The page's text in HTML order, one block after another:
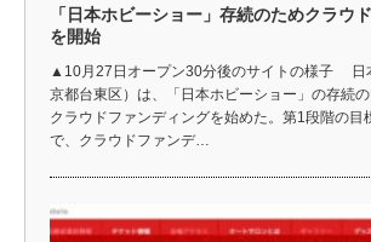
「日本ホビーショー」存続のためクラウ
を開始
▲10月27日オープン30分後のサイトの様子 日
京都台東区）は、「日本ホビーショー」の存続の
クラウドファンディングを始めた。第1段階の目
で、クラウドファンデ…